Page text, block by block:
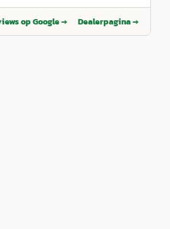
op Google → Dealerpagina →